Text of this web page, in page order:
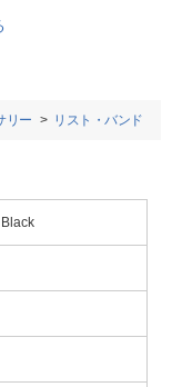
リー リスト・バンド